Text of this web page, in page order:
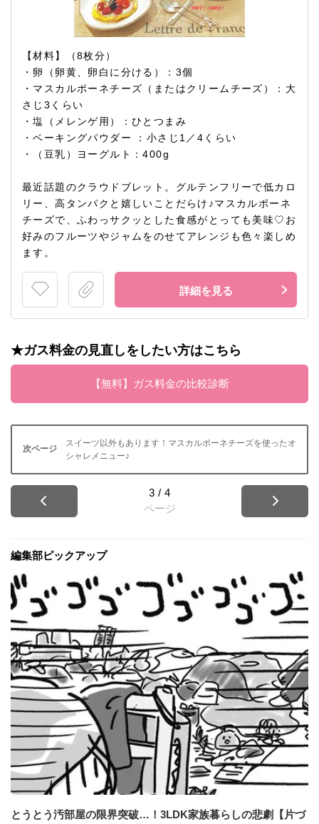
【材料】（8枚分）
・卵（卵黄、卵白に分ける）：3個
・マスカルポーネチーズ（またはクリームチーズ）：大
さじ3くらい
・塩（メレンゲ用）：ひとつまみ
・ベーキングパウダー ：小さじ1／4くらい
・（豆乳）ヨーグルト：400g
最近話題のクラウドブレット。グルテンフリーで低カロ
リー、高タンパクと嬉しいことだらけ♪マスカルポーネ
チーズで、ふわっサクッとした食感がとっても美味♡お
好みのフルーツやジャムをのせてアレンジも色々楽しめ
ます。
詳細を見る
★ガス料金の見直しをしたい方はこちら
【無料】ガス料金の比較診断
スイーツ以外もあります！マスカルポーネチーズを使ったオ
シャレメニュー♪
3 / 4
ページ
編集部ピックアップ
とうとう汚部屋の限界突破…！3LDK家族暮らしの悲劇【片づ